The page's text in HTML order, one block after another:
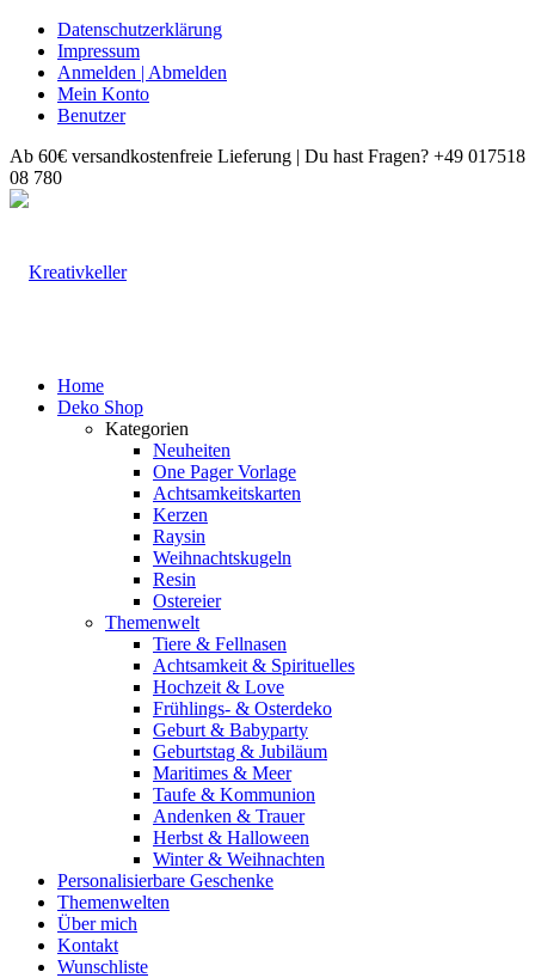
Datenschutzerklärung
Impressum
Anmelden | Abmelden
Mein Konto
Benutzer
Ab 60€ versandkostenfreie Lieferung | Du hast Fragen? +49 017518
08 780
Home
Deko Shop
Kategorien
Neuheiten
One Pager Vorlage
Achtsamkeitskarten
Kerzen
Raysin
Weihnachtskugeln
Resin
Ostereier
Themenwelt
Tiere & Fellnasen
Achtsamkeit & Spirituelles
Hochzeit & Love
Frühlings- & Osterdeko
Geburt & Babyparty
Geburtstag & Jubiläum
Maritimes & Meer
Taufe & Kommunion
Andenken & Trauer
Herbst & Halloween
Winter & Weihnachten
Personalisierbare Geschenke
Themenwelten
Über mich
Kontakt
Wunschliste